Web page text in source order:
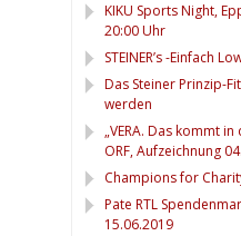
KIKU Sports Night,
20:00 Uhr
STEINER’s -Einfach
Das Steiner Prinzip-
werden
„VERA. Das kommt
ORF, Aufzeichnung
Champions for
Pate RTL
15.06.2019